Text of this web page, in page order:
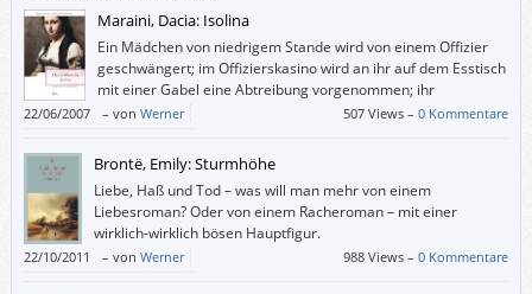
Maraini, Dacia: Isolina
Ein Mädchen von niedrigem Stande wird von einem Offizier
geschwängert; im Offizierskasino wird an ihr auf dem Esstisch
mit einer Gabel eine Abtreibung vorgenommen; ihr
zerstückelter Körper wird später in einem Fluss treibend
gefunden; die durch Indizien schwer belasteten Täter werden nicht
verurteilt.
22/06/2007 – von Werner 507 Views –0 Kommentare
Brontë, Emily: Sturmhöhe
Liebe, Haß und Tod – was will man mehr von einem
Liebesroman? Oder von einem Racheroman – mit einer
wirklich-wirklich bösen Hauptfigur.
22/10/2011 – von Werner 988 Views –0 Kommentare